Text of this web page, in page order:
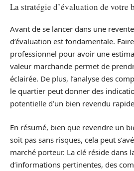
La stratégie d’évaluation de votre
Avant de se lancer dans une
d’évaluation est fondamentale.
professionnel pour avoir une
valeur marchande permet de
éclairée. De plus, l’analyse des
le quartier peut donner des
potentielle d’un bien revendu
En résumé, bien que revendre un
soit pas sans risques, cela peut
marché porteur. La clé réside dans
d’informations pertinentes, des